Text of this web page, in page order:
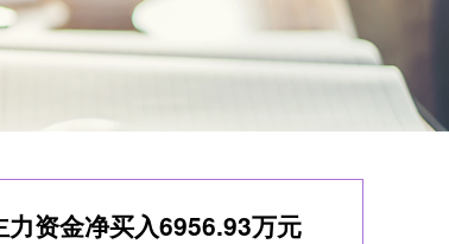
资金净买入6956.93万元